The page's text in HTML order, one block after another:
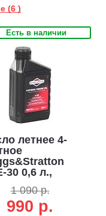
запуск двигателя в
литр.
(6 )
Есть в наличии
летнее 4-
30 0,6 л.,
1 090 р.
990 р.